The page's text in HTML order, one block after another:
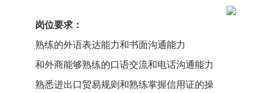
岗位要求：
熟练的外语表达能力和书面沟通能力
和外商能够熟练的口语交流和电话沟通能力
熟悉进出口贸易规则和熟练掌握信用证的操